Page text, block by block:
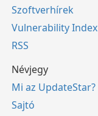
Szoftverhírek
Vulnerability Index
RSS
Névjegy
Mi az UpdateStar?
Sajtó